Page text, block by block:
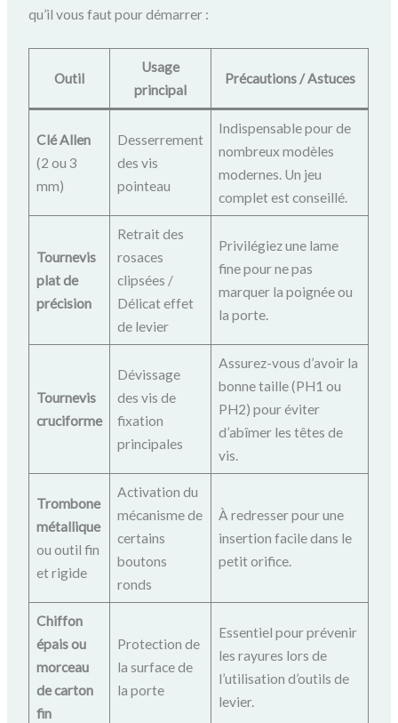
qu’il vous faut pour démarrer :
Outil
Usage
principal
Précautions / Astuces
Clé Allen
(2 ou 3
mm)
Desserrement
des vis
pointeau
Indispensable pour de
nombreux modèles
modernes. Un jeu
complet est conseillé.
Tournevis
plat de
précision
Retrait des
rosaces
clipsées /
Délicat effet
de levier
Privilégiez une lame
fine pour ne pas
marquer la poignée ou
la porte.
Tournevis
cruciforme
Dévissage
des vis de
fixation
principales
Assurez-vous d’avoir la
bonne taille (PH1 ou
PH2) pour éviter
d’abîmer les têtes de
vis.
Trombone
métallique
ou outil fin
et rigide
Activation du
mécanisme de
certains
boutons
ronds
À redresser pour une
insertion facile dans le
petit orifice.
Chiffon
épais ou
morceau
de carton
fin
Protection de
la surface de
la porte
Essentiel pour prévenir
les rayures lors de
l’utilisation d’outils de
levier.